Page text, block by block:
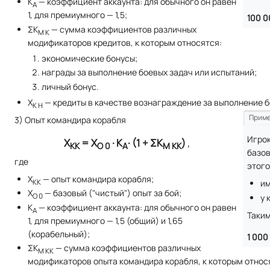
100
А
1, для премиумного — 1,5;
ΣКМ К — сумма коэффициентов различных
модификаторов кредитов, к которым относятся:
экономические бонусы;
награды за выполнение боевых задач или испытаний;
личный бонус.
XК Н — кредиты в качестве вознаграждение за выполнение
у
1 000
3) Опыт командира корабля
ХКК= ХО 0· КА· (1 + ΣКМ КК) ,
где
XКК — опыт командира корабля;
XO 0 — базовый ("чистый") опыт за бой;
КА — коэффициент аккаунта: для обычного он равен
1, для премиумного — 1,5 (общий) и 1,65
(корабельный);
ΣКМ КК — сумма коэффициентов различных
модификаторов опыта командира корабля, к которым